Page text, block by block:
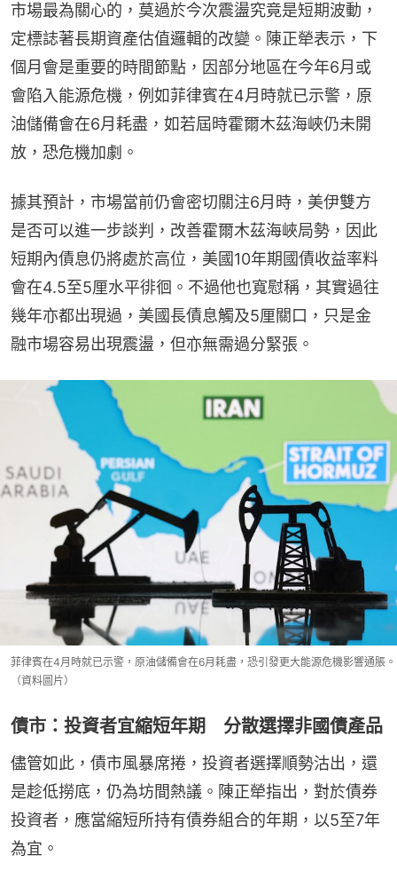
市場最為關心的，莫過於今次震盪究竟是短期波動，
定標誌著長期資產估值邏輯的改變。陳正犖表示，下
個月會是重要的時間節點，因部分地區在今年6月或
會陷入能源危機，例如菲律賓在4月時就已示警，原
油儲備會在6月耗盡，如若屆時霍爾木茲海峽仍未開
放，恐危機加劇。
據其預計，市場當前仍會密切關注6月時，美伊雙方
是否可以進一步談判，改善霍爾木茲海峽局勢，因此
短期內債息仍將處於高位，美國10年期國債收益率料
會在4.5至5厘水平徘徊。不過他也寬慰稱，其實過往
幾年亦都出現過，美國長債息觸及5厘關口，只是金
融市場容易出現震盪，但亦無需過分緊張。
菲律賓在4月時就已示警，原油儲備會在6月耗盡，恐引發更大能源危機影響通脹。
（資料圖片）
債市：投資者宜縮短年期 分散選擇非國債產品
儘管如此，債市風暴席捲，投資者選擇順勢沽出，還
是趁低撈底，仍為坊間熱議。陳正犖指出，對於債券
投資者，應當縮短所持有債券組合的年期，以5至7年
為宜。